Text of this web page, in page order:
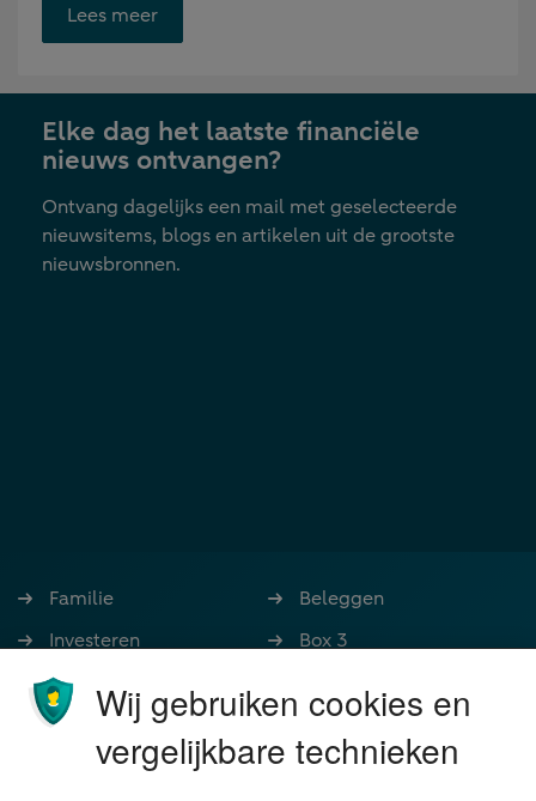
Lees meerOpent
link
nieuwe
tab
Elke dag het laatste financiële
nieuws ontvangen?
Ontvang dagelijks een mail met geselecteerde
nieuwsitems, blogs en artikelen uit de grootste
nieuwsbronnen.
Familie
Investeren
Ondernemen
Stoppen met werken
Wonen
Beleggen
Box 3
Nalatenschap
Schenken
Wij gebruiken cookies en
vergelijkbare technieken